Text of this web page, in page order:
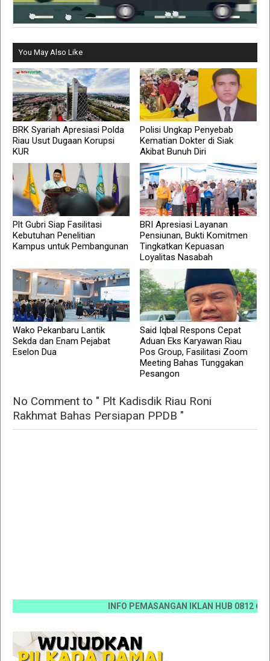
You May Also Like
BRK Syariah Apresiasi Polda
Riau Usut Dugaan Korupsi
KUR
Polisi Ungkap Penyebab
Kematian Dokter di Siak
Akibat Bunuh Diri
Plt Gubri Siap Fasilitasi
Kebutuhan Penelitian
Kampus untuk Pembangunan
BRI Apresiasi Layanan
Pensiunan, Bukti Komitmen
Tingkatkan Kepuasan
Loyalitas Nasabah
Wako Pekanbaru Lantik
Sekda dan Enam Pejabat
Eselon Dua
Said Iqbal Respons Cepat
Aduan Eks Karyawan Riau
Pos Group, Fasilitasi Zoom
Meeting Bahas Tunggakan
Pesangon
No Comment to " Plt Kadisdik Riau Roni
Rakhmat Bahas Persiapan PPDB "
INFO PEMASANGAN IKLAN HUB 0812